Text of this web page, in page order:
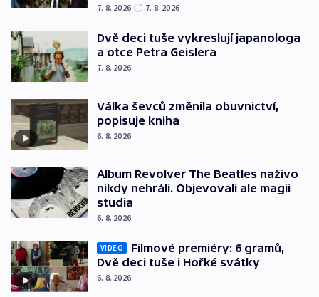
7. 8. 2026 7. 8. 2026
Dvě deci tuše vykreslují japanologa
a otce Petra Geislera
7. 8. 2026
Válka ševců změnila obuvnictví,
popisuje kniha
6. 8. 2026
Album Revolver The Beatles naživo
nikdy nehráli. Objevovali ale magii
studia
6. 8. 2026
VIDEO
Filmové premiéry: 6 gramů,
Dvě deci tuše i Hořké svátky
6. 8. 2026